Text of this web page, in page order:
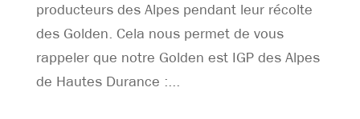
producteurs des Alpes pendant leur récolte
des Golden. Cela nous permet de vous
rappeler que notre Golden est IGP des Alpes
de Hautes Durance :...